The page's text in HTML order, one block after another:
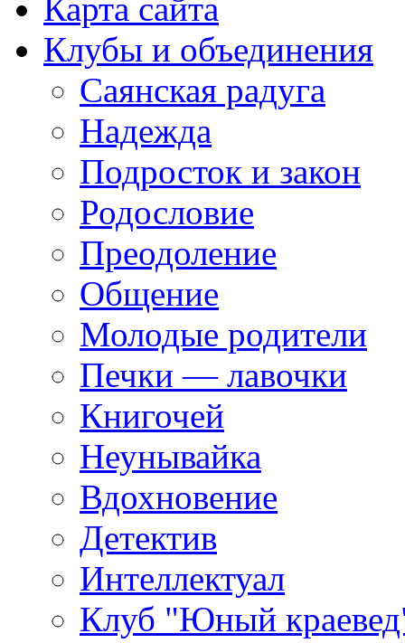
Карта сайта
Клубы и объединения
Саянская радуга
Надежда
Подросток и закон
Родословие
Преодоление
Общение
Молодые родители
Печки — лавочки
Книгочей
Неунывайка
Вдохновение
Детектив
Интеллектуал
Клуб "Юный